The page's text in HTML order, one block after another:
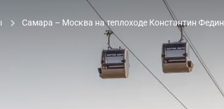
Самара – Москва на теплоходе Константин Федин